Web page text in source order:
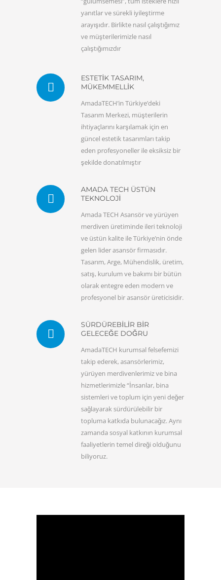
yanıtlar ve sürekli iyileştirme
arayışıdır. Birlikte nasıl çalıştığımız
ve müşterilerimizle nasıl
çalıştığımızdır
ESTETİK TASARIM,
MÜKEMMELLİK
AmadaTECH’in Türkiye’deki
Tasarım Merkezi, müşterilerin
ihtiyaçlarını karşılamak için en
güncel estetik tasarımları takip
eden profesyoneller ile eksiksiz bir
şekilde donatılmıştır
AMADA TECH ÜSTÜN
TEKNOLOJİ
Amada TECH Asansör ve yürüyen
merdiven üretiminde ileri teknoloji
ve üstün kalite ile Türkiye’nin önde
gelen lider asansör firmasıdır.
Tasarım, Arge, Mühendislik, üretim,
satış, kurulum ve bakımı bir bütün
olarak entegre eden modern ve
profesyonel bir asansör üreticisidir.
SÜRDÜREBİLİR BİR
GELECEĞE DOĞRU
AmadaTECH kurumsal felsefemizi
takip ederek, asansörlerimiz,
yürüyen merdivenlerimiz ve bina
hizmetlerimizle “İnsanlar, bina
sistemleri ve toplum için yeni değer
sağlayarak sürdürülebilir bir
topluma katkıda bulunacağız. Aynı
zamanda sosyal katkının kurumsal
faaliyetlerin temel direği olduğunu
biliyoruz.